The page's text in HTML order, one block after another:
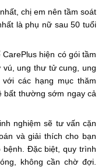
chị em nên tầm soát
là phụ nữ sau 50 tuổi
hiện có gói tầm
ung thư tử cung, ung
các hạng mục thăm
bất thường sớm ngay cả
nghiệm sẽ tư vấn cặn
và giải thích cho bạn
Đặc biệt, quy trình
không cần chờ đợi.